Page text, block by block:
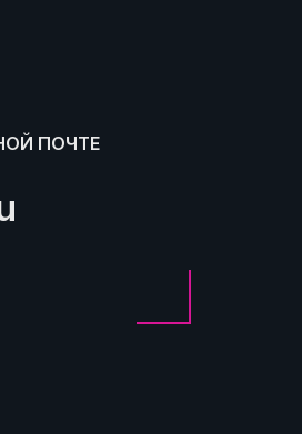
ПОЧТЕ